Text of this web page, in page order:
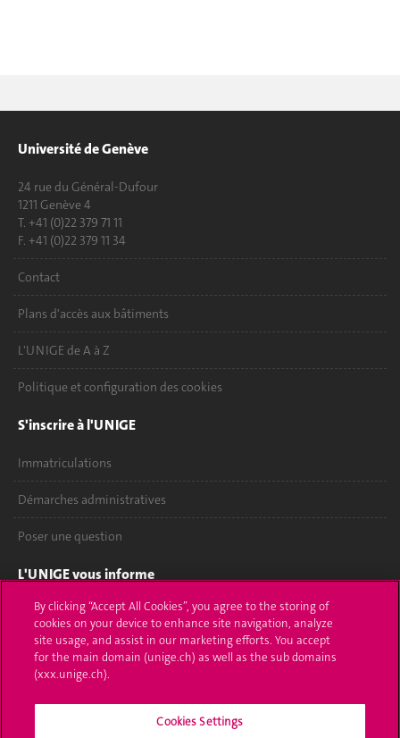
Université de Genève
24 rue du Général-Dufour
1211 Genève 4
T. +41 (0)22 379 71 11
F. +41 (0)22 379 11 34
Contact
Plans d'accès aux bâtiments
L'UNIGE de A à Z
Politique et configuration des cookies
S'inscrire à l'UNIGE
Immatriculations
Démarches administratives
Poser une question
L'UNIGE vous informe
UNIGE Mobile
Médias
Offres d'emploi
By clicking “Accept All Cookies”, you agree to the storing of
cookies on your device to enhance site navigation, analyze
site usage, and assist in our marketing efforts. You accept
for the main domain (unige.ch) as well as the sub domains
(xxx.unige.ch).
Cookies Settings